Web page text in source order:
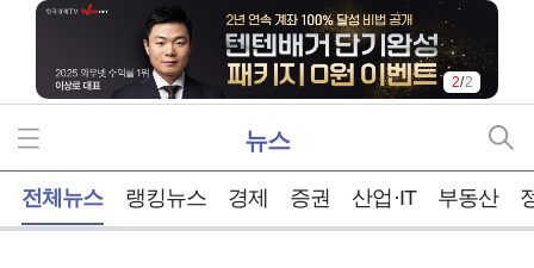
2/2
뉴스
전체뉴스 랭킹뉴스 경제 증권 산업·IT 부동산